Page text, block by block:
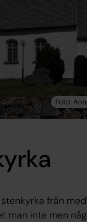
från
man inte men